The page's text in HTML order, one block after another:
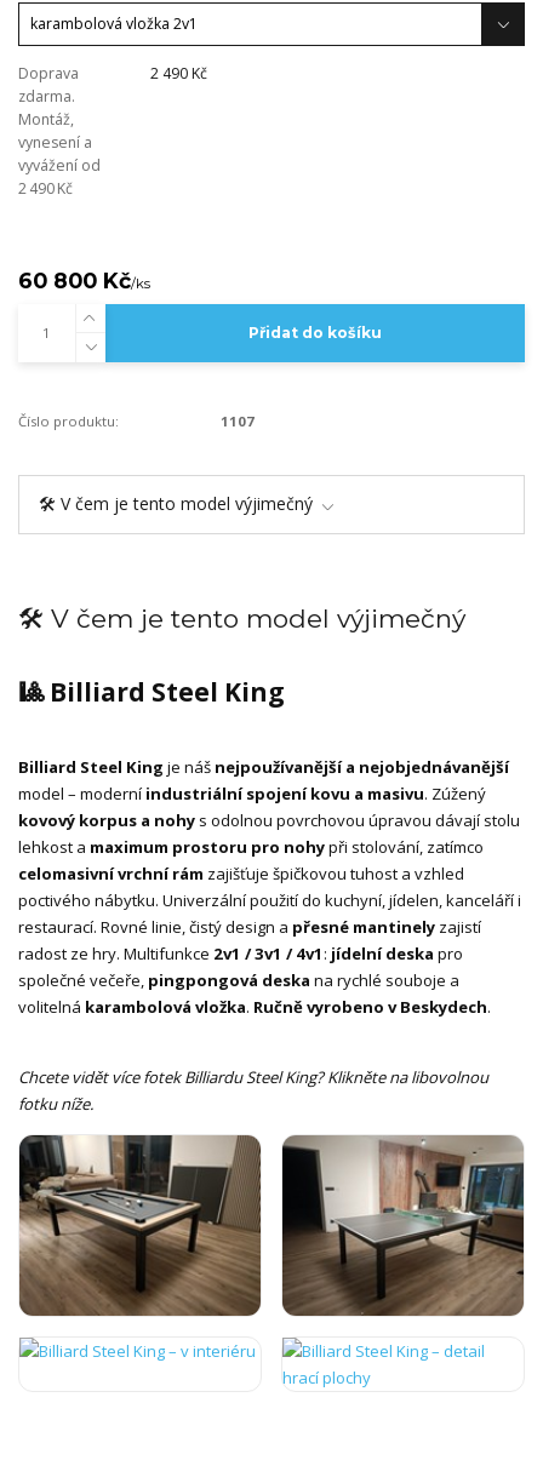
Doprava
zdarma.
Montáž,
vynesení a
vyvážení od
2 490 Kč
2 490 Kč
60 800 Kč/ks
Přidat do košíku
Číslo produktu: 1107
🛠️ V čem je tento model výjimečný
🛠️ V čem je tento model výjimečný
🎱 Billiard Steel King
Billiard Steel King je náš nejpoužívanější a nejobjednávanější
model – moderní industriální spojení kovu a masivu. Zúžený
kovový korpus a nohy s odolnou povrchovou úpravou dávají stolu
lehkost a maximum prostoru pro nohypři stolování, zatímco
celomasivní vrchní rám zajišťuje špičkovou tuhost a vzhled
poctivého nábytku. Univerzální použití do kuchyní, jídelen, kanceláří i
restaurací. Rovné linie, čistý design a přesné mantinely zajistí
radost ze hry. Multifunkce 2v1 / 3v1 / 4v1 : jídelní deska pro
společné večeře, pingpongová deska na rychlé souboje a
volitelná karambolová vložka. Ručně vyrobeno v Beskydech.
Chcete vidět více fotek Billiardu Steel King? Klikněte na libovolnou
fotku níže.